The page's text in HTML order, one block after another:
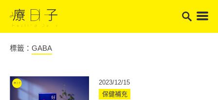
標籤： GABA
2023/12/15
保健補充